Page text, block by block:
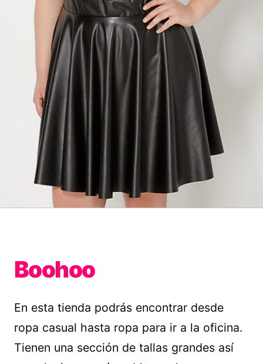
Boohoo
En esta tienda podrás encontrar desde
ropa casual hasta ropa para ir a la oficina.
Tienen una sección de tallas grandes así